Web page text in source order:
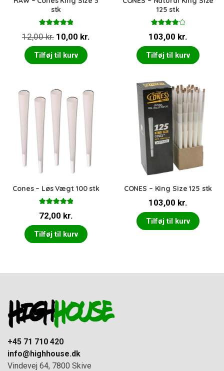
stk
5.00ud af 5
12,00kr. Den
oprindelige
pris
12,00 kr..
10,00 kr.
10,00 kr..
Tilføj til kurv
125 stk
4.00ud
af 5
103,00 kr.
Tilføj til kurv
Cones – Løs Vægt 100 stk
5.00ud af 5
72,00 kr.
Tilføj til kurv
CONES – King Size 125 stk
103,00 kr.
Tilføj til kurv
+45 71 710 420
info@highhouse.dk
Vindevej 64, 7800 Skive